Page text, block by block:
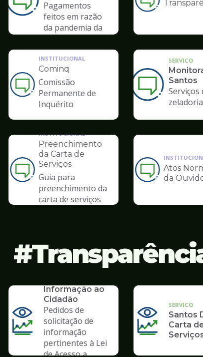
Pagamentos
feitos em razão
da pandemia da
Ilustração
da
de
Ouvidoria
Ilustração
da
de
Ouvidoria
INSTITUCIONAL
Cominq
Comissão
Permanente de
Inquérito
SERVICO
Santos
Serviços
zeladoria
Ilustração
da
pagina
de
INSTITUCIONAL
Preenchimento
da Carta de
Serviços
Guia para
preenchimento da
carta de serviços
Ilustração
da
de
Atos
da
Informação ao
Cidadão
Pedidos de
solicitação de
informação
pertinentes à Lei
de Acesso a
SERVICO
Santos
Carta